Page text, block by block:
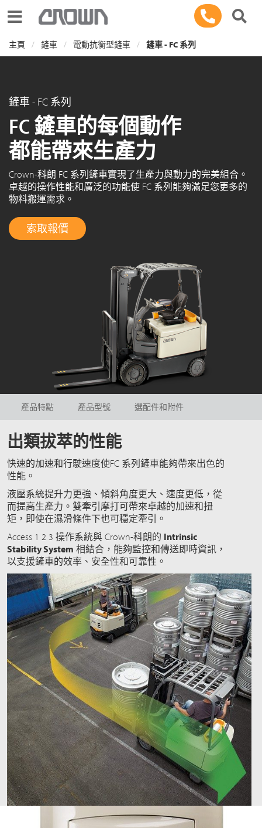
Toggle navigation
主頁 鏟車 電動抗衡型鏟車 鏟車 - FC 系列
鏟車 - FC 系列
FC 鏟車的每個動作
都能帶來生產力
Crown-科朗 FC 系列鏟車實現了生產力與動力的完美組合。
卓越的操作性能和廣泛的功能使 FC 系列能夠滿足您更多的
物料搬運需求。
索取報價
產品特點 產品型號 選配件和附件
出類拔萃的性能
快速的加速和行駛速度使FC 系列鏟車能夠帶來出色的
性能。
液壓系統提升力更強、傾斜角度更大、速度更低，從
而提高生產力。雙牽引摩打可帶來卓越的加速和扭
矩，即使在濕滑條件下也可穩定牽引。
Access 1 2 3 操作系統與 Crown-科朗的 Intrinsic
Stability System 相結合，能夠監控和傳送即時資訊，
以支援鏟車的效率、安全性和可靠性。